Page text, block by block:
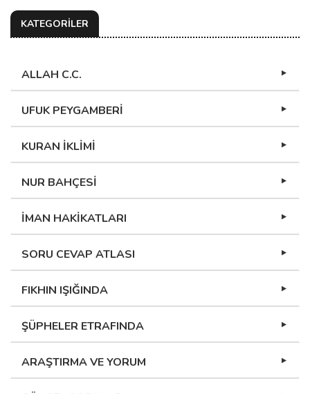
KATEGORİLER
ALLAH C.C.
UFUK PEYGAMBERİ
KURAN İKLİMİ
NUR BAHÇESİ
İMAN HAKİKATLARI
SORU CEVAP ATLASI
FIKHIN IŞIĞINDA
ŞÜPHELER ETRAFINDA
ARAŞTIRMA VE YORUM